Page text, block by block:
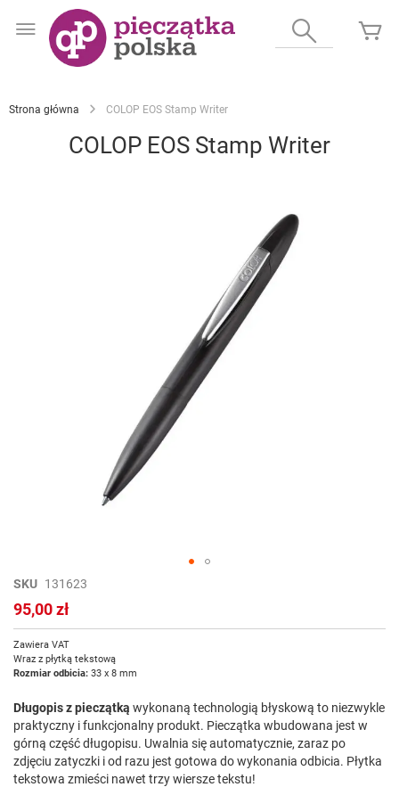
do
Wyszukaj
Strona główna COLOP EOS Stamp Writer
COLOP EOS Stamp Writer
Przejdź
na
początek
SKU 131623
95,00 zł
Zawiera VAT
Wraz z płytką tekstową
Rozmiar odbicia: 33 x 8 mm
Długopis z pieczątką wykonaną technologią błyskową to niezwykle
praktyczny i funkcjonalny produkt. Pieczątka wbudowana jest w
górną część długopisu. Uwalnia się automatycznie, zaraz po
zdjęciu zatyczki i od razu jest gotowa do wykonania odbicia. Płytka
tekstowa zmieści nawet trzy wiersze tekstu!